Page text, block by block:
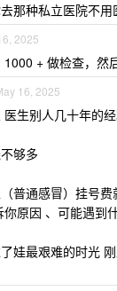
那种私立医院不
2025
+ 做检查，然
16, 2025
生别人几十年的
够多
普通感冒）挂号
原因 、可能遇到
娃最艰难的时光